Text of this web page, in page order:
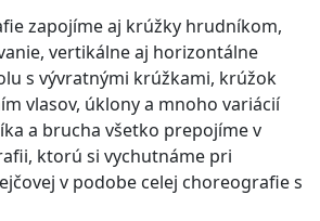
zapojíme aj krúžky hrudníkom,
vertikálne aj horizontálne
s vývratnými krúžkami, krúžok
vlasov, úklony a mnoho variácií
a brucha všetko prepojíme v
ktorú si vychutnáme pri
v podobe celej choreografie s